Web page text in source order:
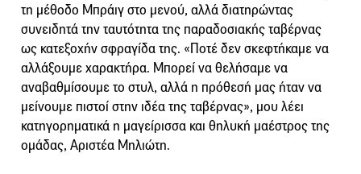
τη μέθοδο Μπράιγ στο μενού, αλλά διατηρώντας
συνειδητά την ταυτότητα της παραδοσιακής ταβέρνας
ως κατεξοχήν σφραγίδα της. «Ποτέ δεν σκεφτήκαμε να
αλλάξουμε χαρακτήρα. Μπορεί να θελήσαμε να
αναβαθμίσουμε το στυλ, αλλά η πρόθεσή μας ήταν να
μείνουμε πιστοί στην ιδέα της ταβέρνας», μου λέει
κατηγορηματικά η μαγείρισσα και θηλυκή μαέστρος της
ομάδας, Αριστέα Μηλιώτη.